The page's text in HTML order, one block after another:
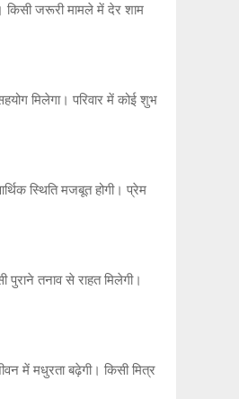
किसी जरूरी मामले में देर शाम
मिलेगा। परिवार में कोई शुभ
स्थिति मजबूत होगी। प्रेम
तनाव से राहत मिलेगी।
में मधुरता बढ़ेगी। किसी मित्र